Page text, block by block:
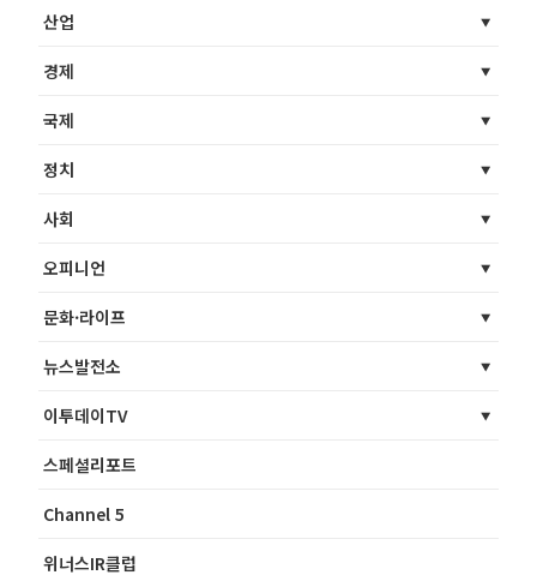
산업
경제
국제
정치
사회
오피니언
문화·라이프
뉴스발전소
이투데이TV
스페셜리포트
Channel 5
위너스IR클럽